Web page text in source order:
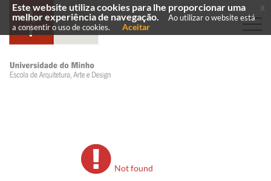
Not found
Este website utiliza cookies para lhe proporcionar uma
melhor experiência de navegação.
Ao utilizar o website está
a consentir o uso de cookies.
Aceitar
x